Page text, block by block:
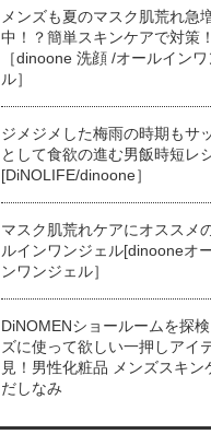
メンズも夏のマスク肌荒れ急
中！？簡単スキンケアで対策！
［dinoone 洗顔 /オールインワ
ル］
ジメジメした梅雨の時期もサ
として食欲の進む男飯時短レ
[DiNOLIFE/dinoone］
マスク肌荒れケアにオススメ
ルインワンジェル[dinooneオ
ンワンジェル］
DiNOMENショールームを探
ズに使って欲しい一押しアイ
見！男性化粧品 メンズスキン
だしなみ